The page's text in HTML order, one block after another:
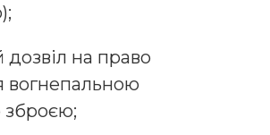
дозвіл на право
вогнепальною